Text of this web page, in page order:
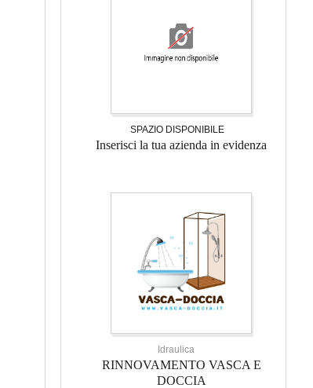
SPAZIO DISPONIBILE
Inserisci la tua azienda in evidenza
Idraulica
RINNOVAMENTO VASCA E
DOCCIA